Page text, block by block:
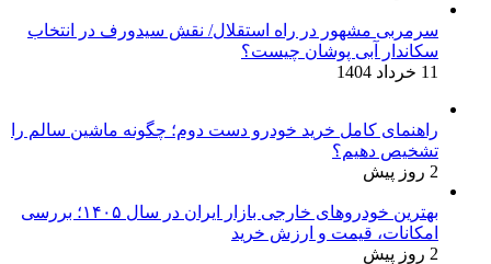
سرمربی مشهور در راه استقلال/ نقش سیدورف در انتخاب
سکاندار آبی پوشان چیست؟
11 خرداد 1404
راهنمای کامل خرید خودرو دست دوم؛ چگونه ماشین سالم را
تشخیص دهیم؟
2 روز پیش
بهترین خودروهای خارجی بازار ایران در سال ۱۴۰۵؛ بررسی
امکانات، قیمت و ارزش خرید
2 روز پیش